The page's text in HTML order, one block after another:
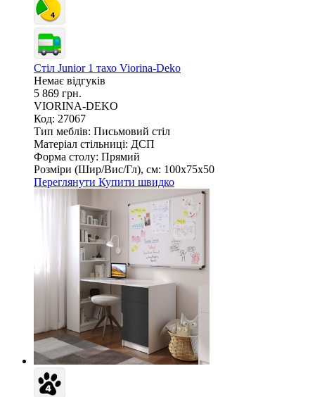
Стіл Junior 1 тахо Viorina-Deko
Немає відгуків
5 869 грн.
VIORINA-DEKO
Код: 27067
Тип меблів: Письмовий стіл
Матеріал стільниці: ДСП
Форма столу: Прямий
Розміри (Шир/Вис/Гл), см: 100х75х50
Переглянути Купити швидко